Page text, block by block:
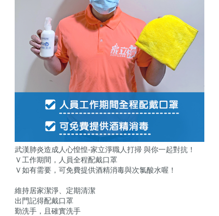
武漢肺炎造成人心惶惶-家立淨職人打掃 與你一起對抗！
Ｖ工作期間，人員全程配戴口罩
Ｖ如有需要，可免費提供酒精消毒與次氯酸水喔！
維持居家潔淨、定期清潔
出門記得配戴口罩
勤洗手，且確實洗手